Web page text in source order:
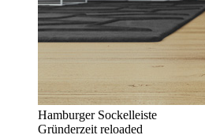
Hamburger Sockelleiste
Gründerzeit reloaded